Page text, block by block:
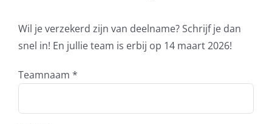
Wil je verzekerd zijn van deelname? Schrijf je dan
snel in! En jullie team is erbij op 14 maart 2026!
Teamnaam *